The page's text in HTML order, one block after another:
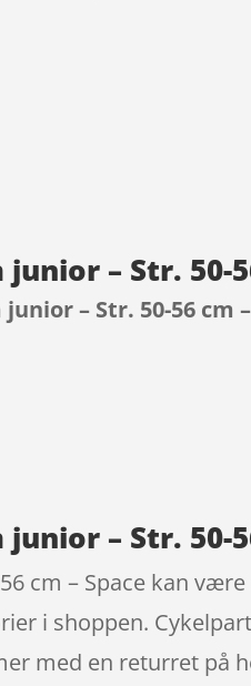
– Str. 50-
– Str. 50-56 cm
– Str. 50-
cm – Space kan
i shoppen.
med en returret på